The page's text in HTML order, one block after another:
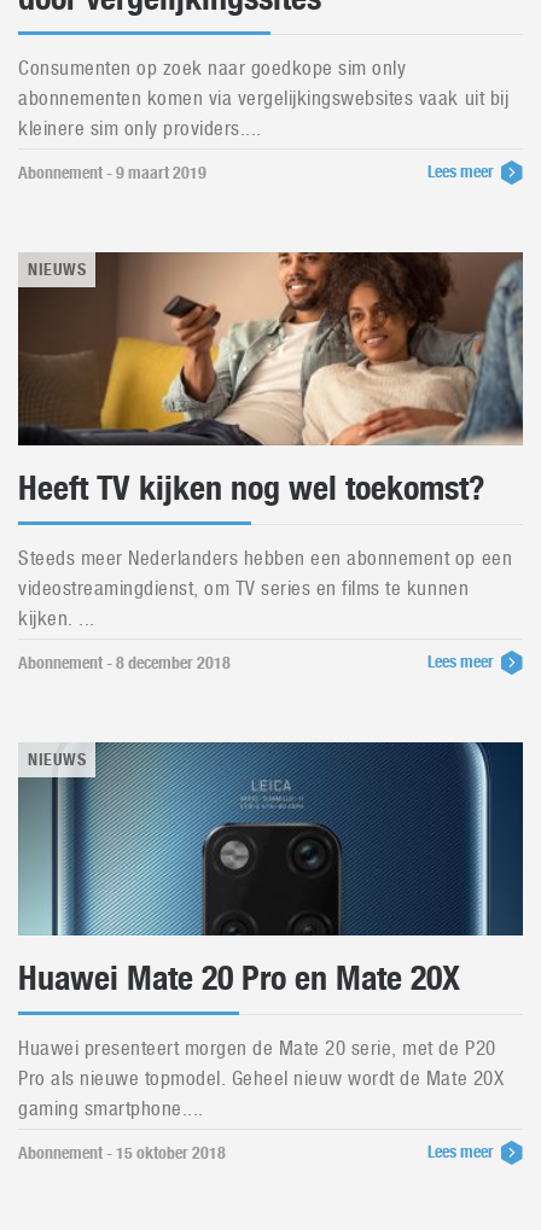
Consumenten op zoek naar goedkope sim only
abonnementen komen via vergelijkingswebsites vaak uit bij
kleinere sim only providers....
Abonnement - 9 maart 2019 Lees meer
NIEUWS
Heeft TV kijken nog wel toekomst?
Steeds meer Nederlanders hebben een abonnement op een
videostreamingdienst, om TV series en films te kunnen
kijken. ...
Abonnement - 8 december 2018 Lees meer
NIEUWS
Huawei Mate 20 Pro en Mate 20X
Huawei presenteert morgen de Mate 20 serie, met de P20
Pro als nieuwe topmodel. Geheel nieuw wordt de Mate 20X
gaming smartphone....
Abonnement - 15 oktober 2018 Lees meer